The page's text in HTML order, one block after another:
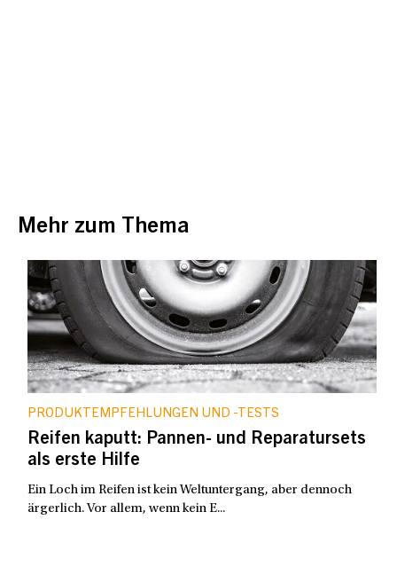
Mehr zum Thema
PRODUKTEMPFEHLUNGEN UND -TESTS
Reifen kaputt: Pannen- und Reparatursets
als erste Hilfe
Ein Loch im Reifen ist kein Weltuntergang, aber dennoch
ärgerlich. Vor allem, wenn kein E...